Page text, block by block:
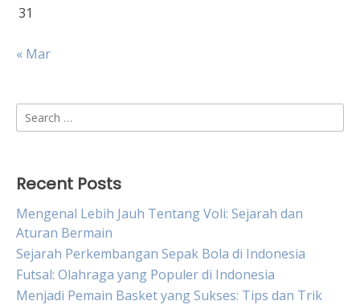
31
« Mar
Search
for:
Recent Posts
Mengenal Lebih Jauh Tentang Voli: Sejarah dan
Aturan Bermain
Sejarah Perkembangan Sepak Bola di Indonesia
Futsal: Olahraga yang Populer di Indonesia
Menjadi Pemain Basket yang Sukses: Tips dan Trik